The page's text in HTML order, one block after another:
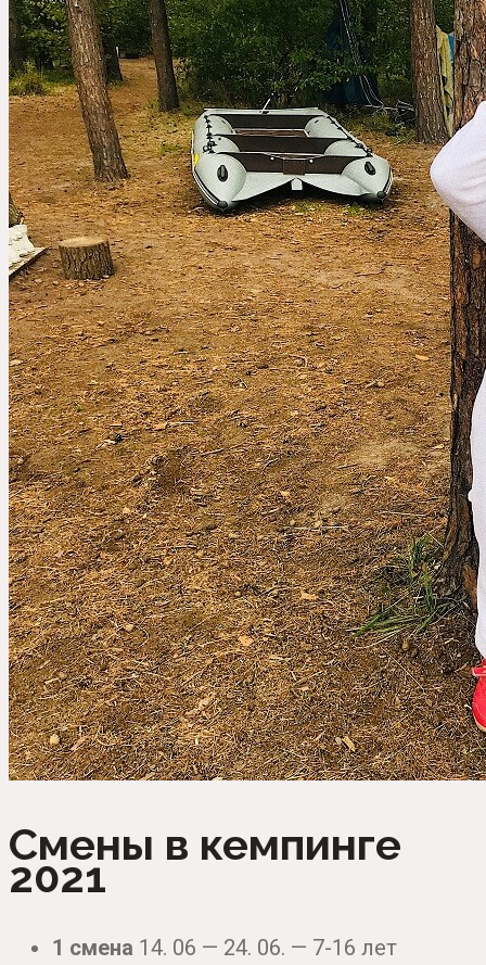
Смены в кемпинге
2021
1 смена 14. 06 — 24. 06. — 7-16 лет